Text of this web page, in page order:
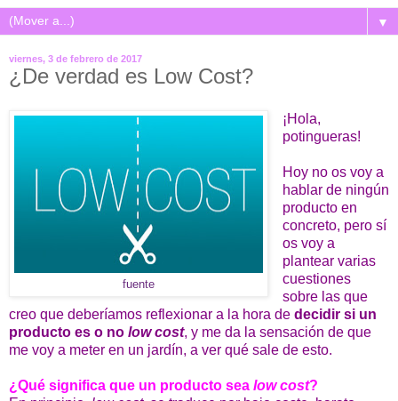
▼
viernes, 3 de febrero de 2017
¿De verdad es Low Cost?
fuente
¡Hola,
potingueras!
Hoy no os voy a
hablar de ningún
producto en
concreto, pero sí
os voy a
plantear varias
cuestiones
sobre las que
creo que deberíamos reflexionar a la hora de decidir si un
producto es o no low cost, y me da la sensación de que
me voy a meter en un jardín, a ver qué sale de esto.
¿Qué significa que un producto sea low cost?